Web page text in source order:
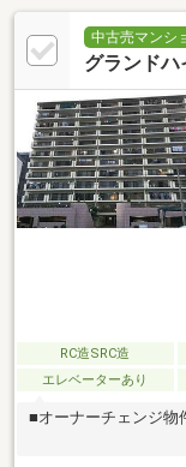
中古売マンシ
グランド
RC造SRC造
エレベーターあり
■オーナーチェンジ物